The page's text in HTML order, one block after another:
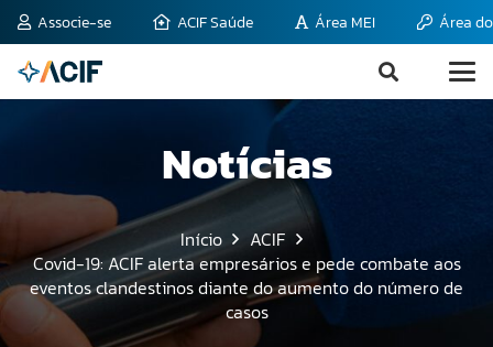
Associe-se ACIF Saúde Área MEI Área
Notícias
Início
ACIF
Covid-19: ACIF alerta empresários e pede combate aos
eventos clandestinos diante do aumento do número de
casos